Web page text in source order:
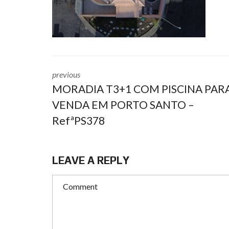
previous
MORADIA T3+1 COM PISCINA
VENDA EM PORTO SANTO –
RefªPS378
LEAVE A REPLY